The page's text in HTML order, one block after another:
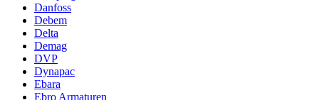
Danfoss
Debem
Delta
Demag
DVP
Dynapac
Ebara
Ebro Armaturen